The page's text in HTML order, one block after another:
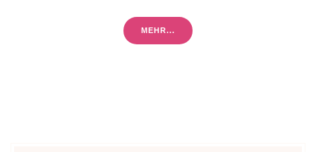
MEHR...